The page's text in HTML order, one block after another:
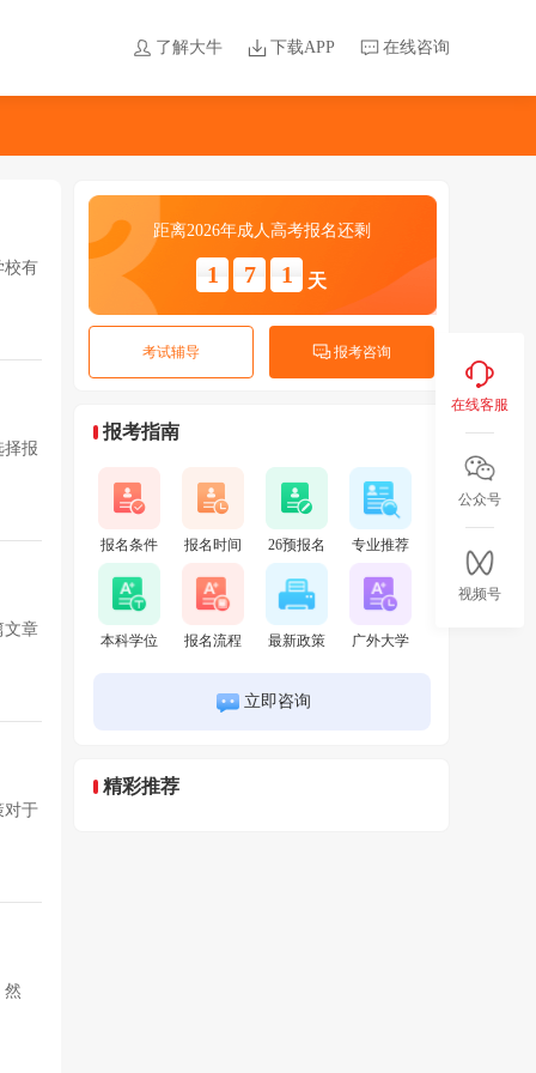
了解大牛 下载APP 在线咨询
校有
择报
文章
对于
然
距离2026年成人高考报名还剩
1 7 1 天
考试辅导 报考咨询
报考指南
报名条件 报名时间 26预报名 专业推荐
本科学位 报名流程 最新政策 广外大学
立即咨询
精彩推荐
在线客服
公众号
视频号